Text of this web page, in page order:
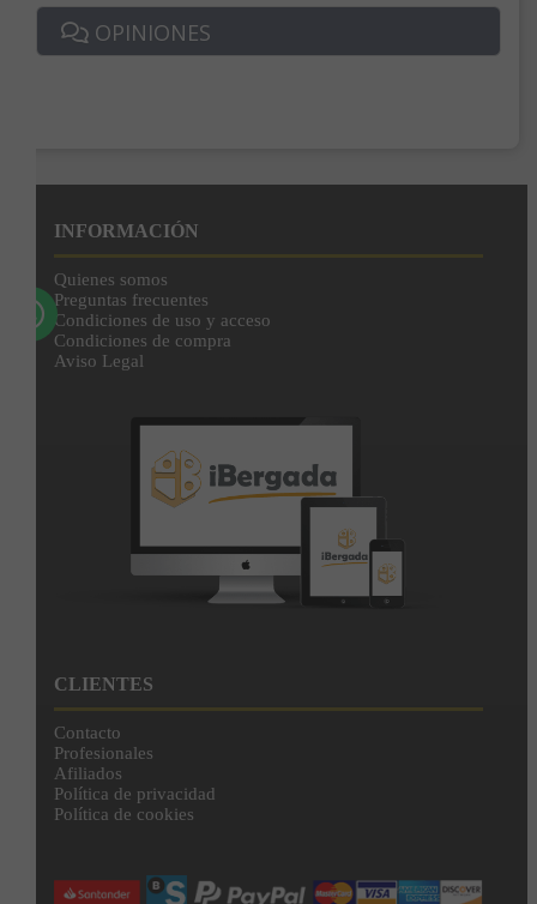
OPINIONES
Correo*
INFORMACIÓN
Quienes somos
Preguntas frecuentes
Condiciones de uso y acceso
Condiciones de compra
Aviso Legal
CLIENTES
Contacto
Profesionales
Afiliados
Política de privacidad
Política de cookies